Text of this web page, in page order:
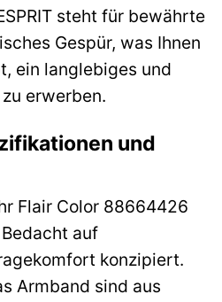
steht für bewährte
Gespür, was Ihnen
ein langlebiges und
erwerben.
und
Flair Color 88664426
auf
konzipiert.
Armband sind aus